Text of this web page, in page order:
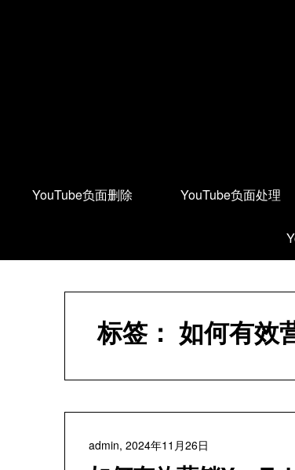
YouTube负面删除 YouTube负面处理
标签：如何有效
admin, 2024年11月26日